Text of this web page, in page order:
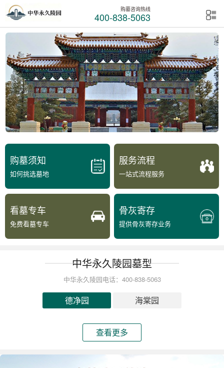
购墓咨询热线
400-838-5063
购墓须知
如何挑选墓地
服务流程
一站式流程服务
看墓专车
免费看墓专车
骨灰寄存
提供骨灰寄存业务
中华永久陵园墓型
中华永久陵园电话：400-838-5063
德净园 海棠园
查看更多